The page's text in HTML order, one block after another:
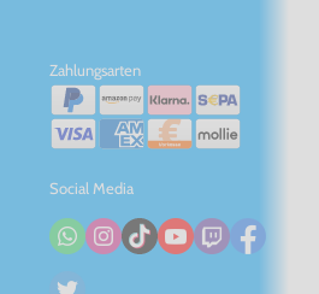
Zahlungsarten
Social Media